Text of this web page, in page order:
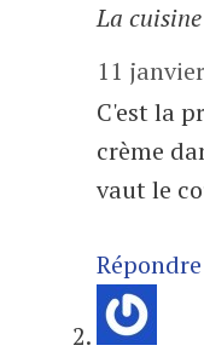
La
11
C'est la
crème
vaut le
Répondre